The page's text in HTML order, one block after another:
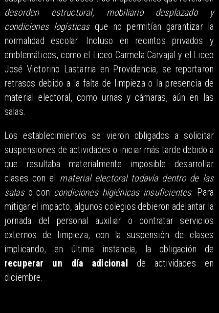
desorden estructural, mobiliario desplazado y
condiciones logísticasque no permitían garantizar la
normalidad escolar. Incluso en recintos privados y
emblemáticos, como el Liceo Carmela Carvajal y el Liceo
José Victorino Lastarria en Providencia, se reportaron
retrasos debido a la falta de limpieza o la presencia de
material electoral, como urnas y cámaras, aún en las
salas.
Los establecimientos se vieron obligados a solicitar
suspensiones de actividades o iniciar más tarde debido a
que resultaba materialmente imposible desarrollar
clases con el material electoral todavía dentro de las
salaso con condiciones higiénicas insuficientes. Para
mitigar el impacto, algunos colegios debieron adelantar la
jornada del personal auxiliar o contratar servicios
externos de limpieza, con la suspensión de clases
implicando, en última instancia, la obligación de
recuperar un día adicional
de actividades en
diciembre.